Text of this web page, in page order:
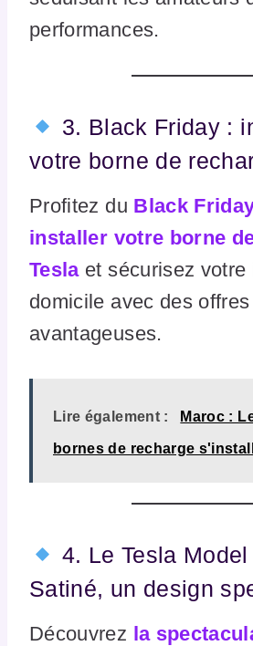
performances.
3. Black Friday :
votre borne de
Profitez du Black
installer votre borne
Teslaet sécurisez votre
domicile avec des offres
avantageuses.
Lire également : Maroc :
bornes de recharge
4. Le Tesla
Satiné, un design
Découvrez la